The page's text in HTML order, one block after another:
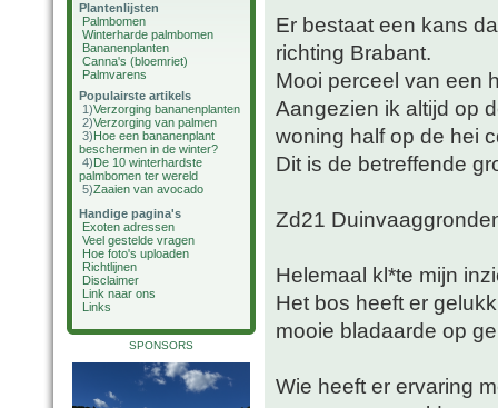
Plantenlijsten
Palmbomen
Winterharde palmbomen
Bananenplanten
Canna's (bloemriet)
Palmvarens
Populairste artikels
1)Verzorging bananenplanten
2)Verzorging van palmen
3)Hoe een bananenplant
beschermen in de winter?
4)De 10 winterhardste
palmbomen ter wereld
5)Zaaien van avocado
Handige pagina's
Exoten adressen
Veel gestelde vragen
Hoe foto's uploaden
Richtlijnen
Disclaimer
Link naar ons
Links
SPONSORS
Er bestaat een kans
richting Brabant.
Mooi perceel van een
Aangezien ik altijd op
woning half op de hei
Dit is de betreffende
Zd21
Helemaal kl*te mijn
Het bos heeft er
mooie bladaarde op
Wie heeft er ervaring